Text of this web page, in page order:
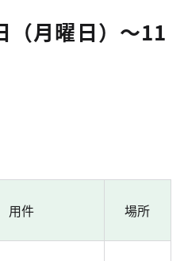
（月曜日）～11
用件 場所